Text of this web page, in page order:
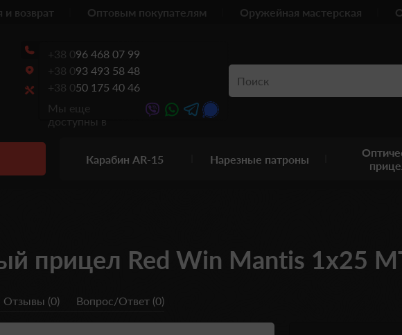
и возврат Оптовым покупателям Оружейная мастерская
+38 096 468 07 99
+38 093 493 58 48
+38 050 175 40 46
Мы еще
доступны в
Карабин AR-15 Нарезные патроны
прицел Red Win Mantis 1x25
Отзывы (0) Вопрос/Ответ (0)